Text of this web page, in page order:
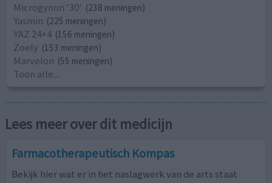
Microgynon '30' (238 meningen)
Yasmin (225 meningen)
YAZ 24+4 (156 meningen)
Zoely (153 meningen)
Marvelon (55 meningen)
Toon alle...
Lees meer over dit medicijn
Farmacotherapeutisch Kompas
Bekijk hier wat er in het naslagwerk van de arts staat